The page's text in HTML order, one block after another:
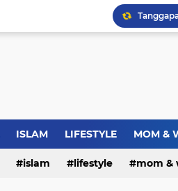
Dies
Warga
ISLAM LIFESTYLE MOM &
islam lifestyle mom &